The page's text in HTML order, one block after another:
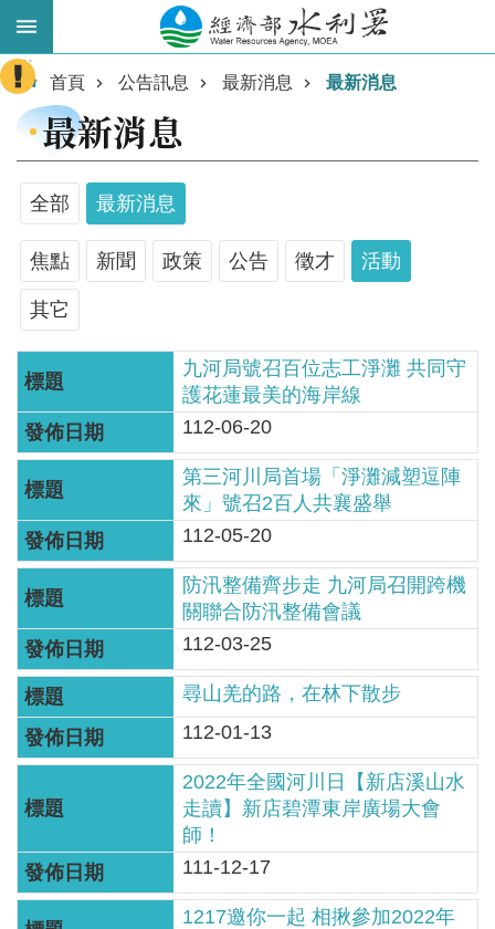
跳到主要內容區塊
進
階
搜
業
務
主
軸
最
新
水
情
公
告
訊
息
便
服
務
:::
首頁 公告訊息 最新消息 最新消息
最新消息
全部 最新消息
焦點 新聞 政策 公告 徵才 活動
其它
九河局號召百位志工淨灘 共同守
護花蓮最美的海岸線
112-06-20
第三河川局首場「淨灘減塑逗陣
來」號召2百人共襄盛舉
112-05-20
防汛整備齊步走 九河局召開跨機
關聯合防汛整備會議
112-03-25
尋山羌的路，在林下散步
112-01-13
2022年全國河川日【新店溪山水
走讀】新店碧潭東岸廣場大會
師！
111-12-17
1217邀你一起 相揪參加2022年